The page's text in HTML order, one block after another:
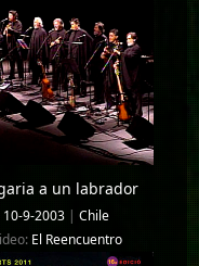
a un labrador
10-9-2003 | Chile
El Reencuentro